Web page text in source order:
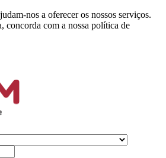
nos a oferecer os nossos serviços.
concorda com a nossa política de